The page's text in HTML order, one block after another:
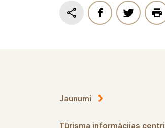
Jaunumi
Tūrisma informācijas centri